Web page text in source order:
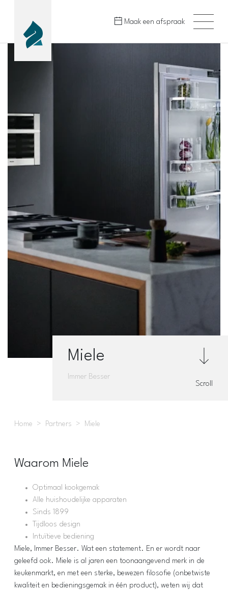
Maak een afspraak
Miele
Immer Besser
Scroll
Home Partners Miele
Waarom Miele
Optimaal kookgemak
Alle huishoudelijke apparaten
Sinds 1899
Tijdloos design
Intuïtieve bediening
Miele, Immer Besser. Wat een statement. En er wordt naar
geleefd ook. Miele is al jaren een toonaangevend merk in de
keukenmarkt, en met een sterke, bewezen filosofie (onbetwiste
kwaliteit en bedieningsgemak in één product), weten wij dat